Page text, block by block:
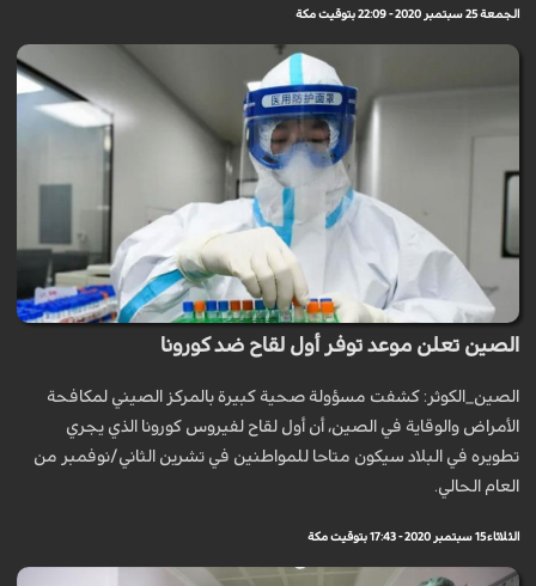
الجمعة 25 سبتمبر 2020 - 22:09 بتوقيت مكة
الصين تعلن موعد توفر أول لقاح ضد كورونا
الصين_الكوثر: كشفت مسؤولة صحية كبيرة بالمركز الصيني لمكافحة
الأمراض والوقاية في الصين، أن أول لقاح لفيروس كورونا الذي يجري
تطويره في البلاد سيكون متاحا للمواطنين في تشرين الثاني/نوفمبر من
العام الحالي.
الثلاثاء 15 سبتمبر 2020 - 17:43 بتوقيت مكة